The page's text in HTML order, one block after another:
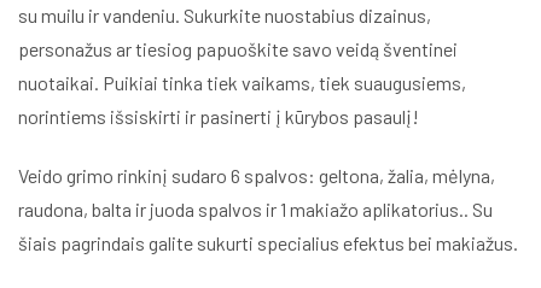
su muilu ir vandeniu. Sukurkite nuostabius dizainus,
personažus ar tiesiog papuoškite savo veidą šventinei
nuotaikai. Puikiai tinka tiek vaikams, tiek suaugusiems,
norintiems išsiskirti ir pasinerti į kūrybos pasaulį!
Veido grimo rinkinį sudaro 6 spalvos: geltona, žalia, mėlyna,
raudona, balta ir juoda spalvos ir 1 makiažo aplikatorius.. Su
šiais pagrindais galite sukurti specialius efektus bei makiažus.